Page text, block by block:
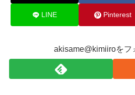
LINE Pinterest
akisame@kimiiroをフ